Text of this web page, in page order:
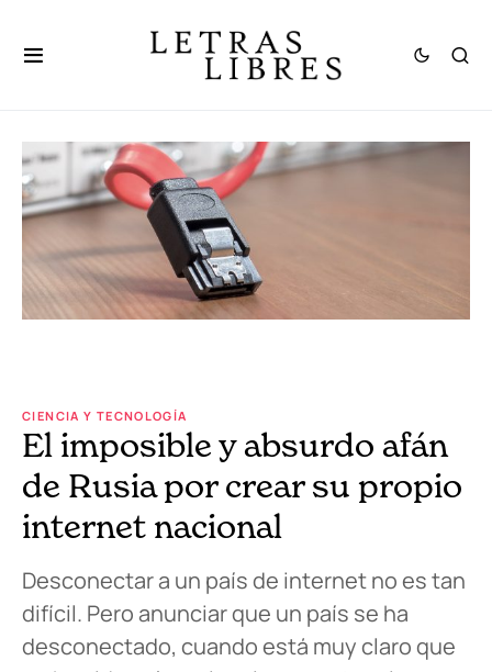
CIENCIA Y TECNOLOGÍA
El imposible y absurdo afán
de Rusia por crear su propio
internet nacional
Desconectar a un país de internet no es tan
difícil. Pero anunciar que un país se ha
desconectado, cuando está muy claro que